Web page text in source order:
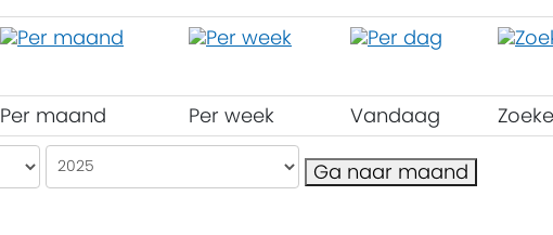
Per maand Per week Vandaag
Ga naar maand